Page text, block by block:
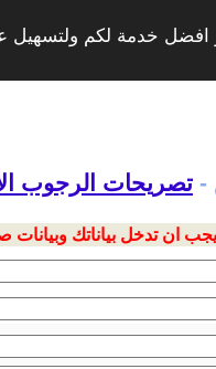
افضل خدمة لكم ولتسهيل
- تصريحات الرجوب
يجب ان تدخل بياناتك وبيانات